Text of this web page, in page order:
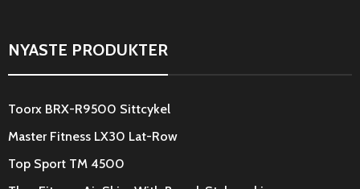
NYASTE PRODUKTER
Toorx BRX-R9500 Sittcykel
Master Fitness LX30 Lat-Row
Top Sport TM 4500